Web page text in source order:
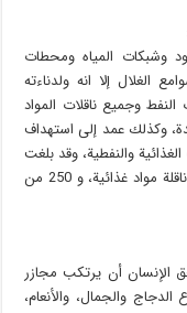
وشبكات المياه ومحطات
الغلال إلا انه ولدناءته
وجميع ناقلات المواد
وكذلك عمد إلى استهداف
والنفطية، وقد بلغت
ناقلات النفط التي استهدفها العدو 90 ناقلة، و300 ناقلة مواد غذائية، و 250 من
الإنسان أن يرتكب مجازر
والجمال، والأنعام،